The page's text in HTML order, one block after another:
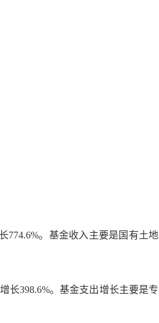
774.6%。基金收入主要是国有土地
长398.6%。基金支出增长主要是专